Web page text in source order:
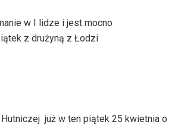
w I lidze i jest mocno
z drużyną z Łodzi
już w ten piątek 25 kwietnia o